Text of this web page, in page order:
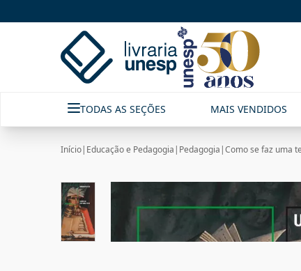
TODAS AS SEÇÕES MAIS VENDIDOS
Início| Educação e Pedagogia | Pedagogia |Como se faz uma